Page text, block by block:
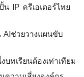
IP ครีเอเตอร์ไทย
AIช่วยวางแผนขับ
ทเรียนต้องเท่าเทียม